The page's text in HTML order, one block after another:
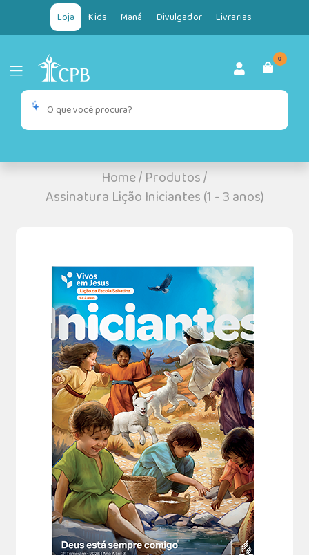
Loja Kids Maná Divulgador Livrarias
0
Home/Produtos/
Assinatura Lição Iniciantes (1 - 3 anos)